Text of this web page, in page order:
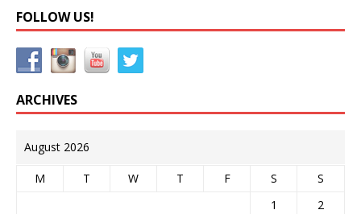
FOLLOW US!
ARCHIVES
August 2026
M T W T F S
S
1
2